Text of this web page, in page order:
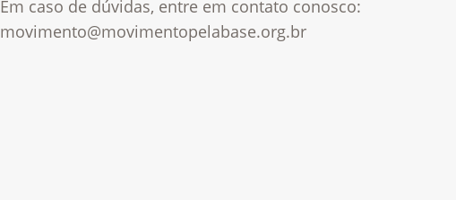
Em caso de dúvidas, entre em contato conosco:
movimento@movimentopelabase.org.br